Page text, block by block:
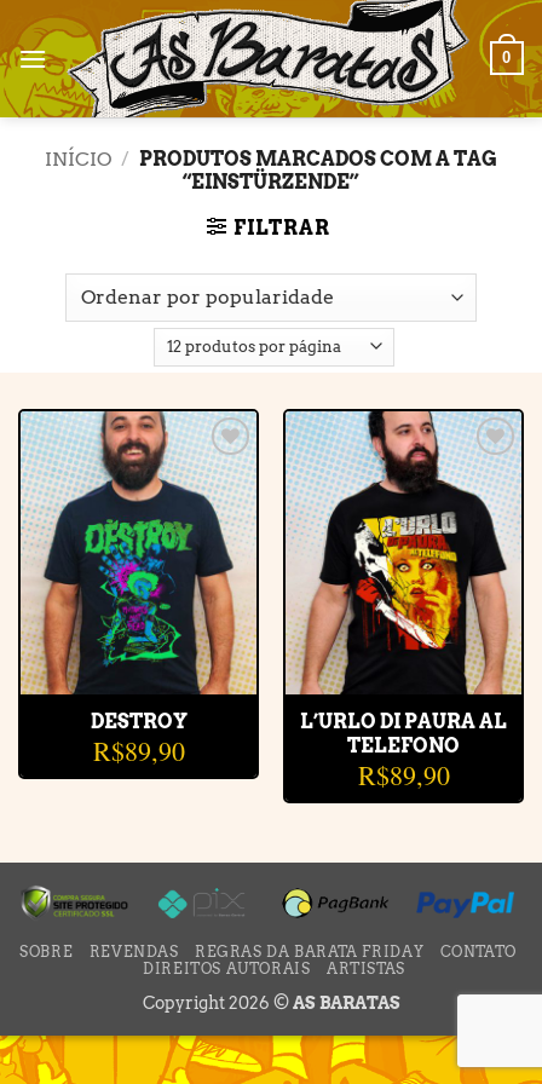
to
content
0
INÍCIO / PRODUTOS MARCADOS COM A TAG
“EINSTÜRZENDE”
FILTRAR
Adicionar
à lista de
desejos
DESTROY
R$89,90
Adicionar
à lista de
desejos
L’URLO DI PAURA AL
TELEFONO
R$89,90
SOBRE REVENDAS REGRAS DA BARATA FRIDAY
CONTATO
DIREITOS AUTORAIS
ARTISTAS
Copyright 2026 ©AS BARATAS